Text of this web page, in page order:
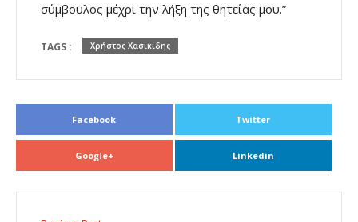
σύμβουλος μέχρι την λήξη της θητείας μου.”
TAGS : Χρήστος Χασικίδης
Facebook Twitter
Google+ Linkedin